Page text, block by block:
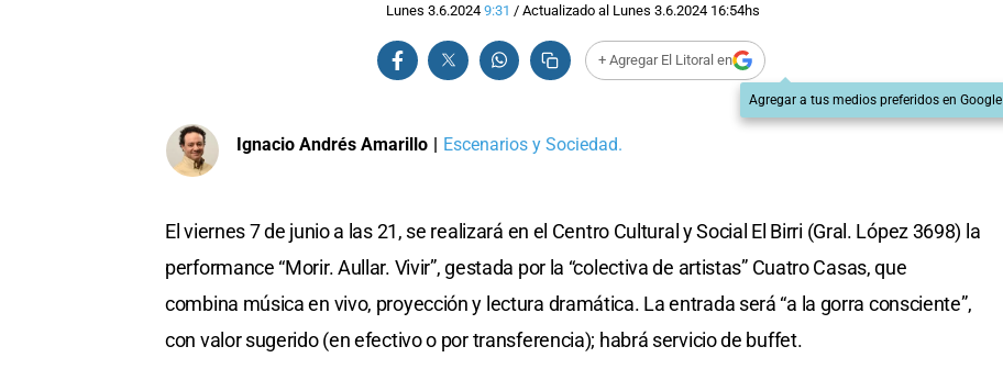
Lunes 3.6.2024 9:31 / Actualizado al Lunes 3.6.2024 16:54hs
+ Agregar El Litoral en
Agregar a tus medios preferidos en Google
Ignacio Andrés Amarillo | Escenarios y Sociedad.
El viernes 7 de junio a las 21, se realizará en el Centro Cultural y Social El Birri (Gral. López 3698) la
performance “Morir. Aullar. Vivir”, gestada por la “colectiva de artistas” Cuatro Casas, que
combina música en vivo, proyección y lectura dramática. La entrada será “a la gorra consciente”,
con valor sugerido (en efectivo o por transferencia); habrá servicio de buffet.